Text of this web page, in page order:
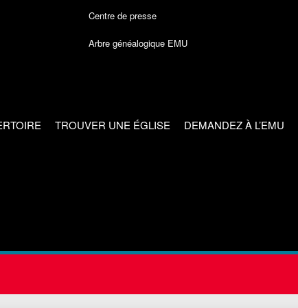
Centre de presse
Arbre généalogique EMU
TROUVER UNE ÉGLISE DEMANDEZ À L’EMU